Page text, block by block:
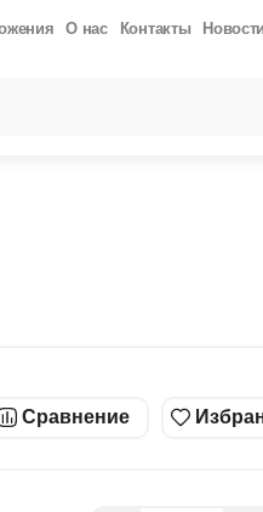
О нас Контакты Новости
Сравнение